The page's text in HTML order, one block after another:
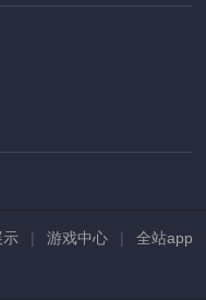
示 | 游戏中心 | 全站app